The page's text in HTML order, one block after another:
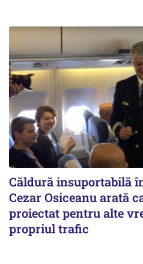
Căldură insuportabilă
Cezar Osiceanu arată
proiectat pentru alte
propriul trafic